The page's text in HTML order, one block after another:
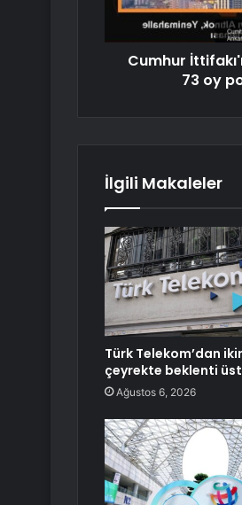
Cumhur
73 oy
İlgili Makaleler
Türk Telekom’dan
çeyrekte beklenti
Ağustos 6, 2026